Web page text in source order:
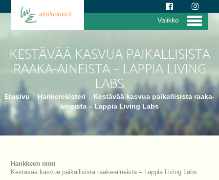
KESTÄVÄÄ KASVUA PAIKALLISISTA
RAAKA-AINEISTA – LAPPIA LIVING
LABS
Etusivu » Hankerekisteri » Kestävää kasvua paikallisista raaka-
aineista – Lappia Living Labs
Valikko
Hankkeen nimi
Kestävää kasvua paikallisista raaka-aineista – Lappia Living Labs